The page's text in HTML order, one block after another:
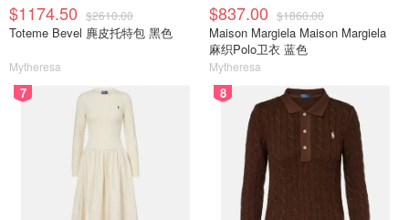
$1174.50 $2610.00
Toteme Bevel 麂皮托特包 黑色
Mytheresa
$837.00 $1860.00
Maison Margiela Maison Margiela
麻织Polo卫衣 蓝色
Mytheresa
7 8